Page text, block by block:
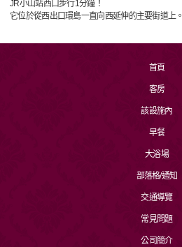
JR小山站西口步行1分鐘！
它位於從西出口環島一直向西延伸的主要街道上。
首頁
客房
該設施內
早餐
大浴場
部落格/通知
交通導覽
常見問題
公司簡介